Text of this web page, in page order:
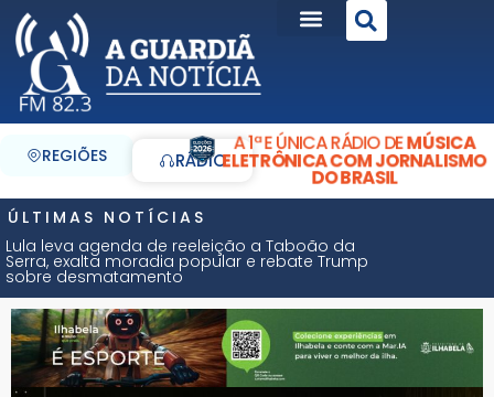
REGIÕES RÁDIO
A 1ª E ÚNICA RÁDIO DEMÚSICA
ELETRÔNICA COM JORNALISMO
DO BRASIL
ÚLTIMAS NOTÍCIAS
Lula leva agenda de reeleição a Taboão da
Serra, exalta moradia popular e rebate Trump
sobre desmatamento